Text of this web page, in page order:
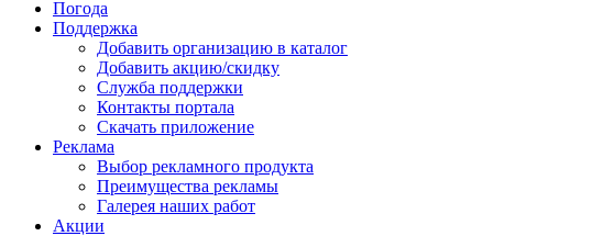
Погода
Поддержка
Добавить организацию в каталог
Добавить акцию/скидку
Служба поддержки
Контакты портала
Скачать приложение
Реклама
Выбор рекламного продукта
Преимущества рекламы
Галерея наших работ
Акции